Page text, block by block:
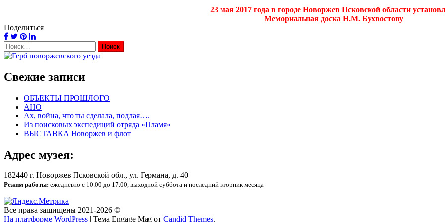
23 мая 2017 года в городе Новоржев Псковской области
Мемориальная доска Н.М. Бухвостову
Поделиться
Найти:
Свежие записи
ОБЪЕКТЫ ПРОШЛОГО
АНО
Ах, война, что ты сделала, подлая….
Из поисковых экспедиций отряда «Пламя»
ВЫСТАВКА Новоржев и флот
Адрес музея:
182440 г. Новоржев Псковской обл., ул. Германа, д. 40
Режим работы: ежедневно с 10.00 до 17.00, выходной суббота и последний вторник месяца
Все права защищены 2021-2026 ©
На платформе WordPress | Тема Engage Mag от Candid Themes.